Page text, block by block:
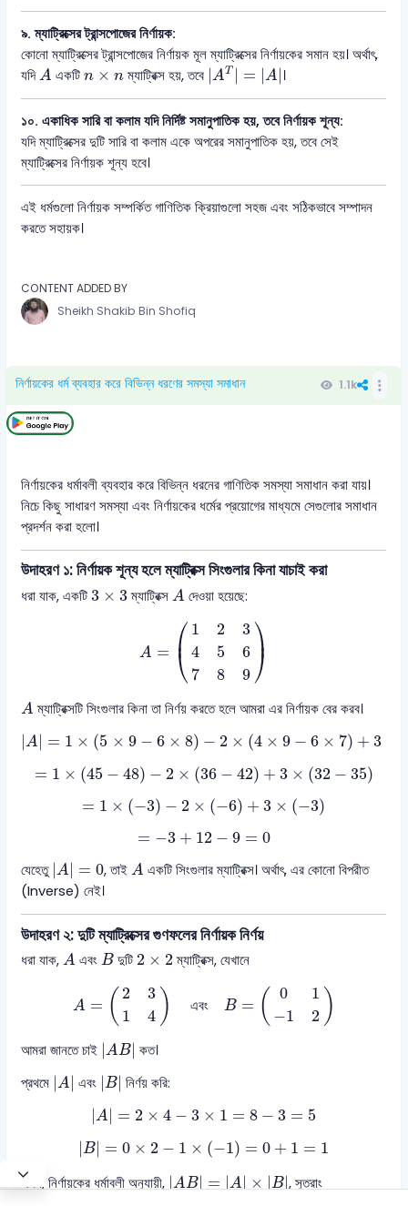
৯. ম্যাট্রিক্সের ট্রান্সপোজের নির্ণায়ক:
কোনো ম্যাট্রিক্সের ট্রান্সপোজের নির্ণায়ক মূল ম্যাট্রিক্সের নির্ণায়কের সমান হয়। অর্থাৎ,
যদিA
A একটিn × n
n ×n ম্যাট্রিক্স হয়, তবে |AT = A
|AT|=| A| ।
১০. একাধিক সারি বা কলাম যদি নির্দিষ্ট সমানুপাতিক হয়, তবে নির্ণায়ক শূন্য:
যদি ম্যাট্রিক্সের দুটি সারি বা কলাম একে অপরের সমানুপাতিক হয়, তবে সেই
ম্যাট্রিক্সের নির্ণায়ক শূন্য হবে।
এই ধর্মগুলো নির্ণায়ক সম্পর্কিত গাণিতিক ক্রিয়াগুলো সহজ এবং সঠিকভাবে সম্পাদন
করতে সহায়ক।
CONTENT ADDED BY
Sheikh Shakib Bin Shofiq
নির্ণায়কের ধর্ম ব্যবহার করে বিভিন্ন ধরণের সমস্যা সমাধান 1.1k
নির্ণায়কের ধর্মাবলী ব্যবহার করে বিভিন্ন ধরনের গাণিতিক সমস্যা সমাধান করা যায়।
নিচে কিছু সাধারণ সমস্যা এবং নির্ণায়কের ধর্মের প্রয়োগের মাধ্যমে সেগুলোর সমাধান
প্রদর্শন করা হলো।
উদাহরণ ১: নির্ণায়ক শূন্য হলে ম্যাট্রিক্স সিংগুলার কিনা যাচাই করা
ধরা যাক, একটি3 × 3
3 ×3 ম্যাট্রিক্সA
A দেওয়া হয়েছে:
A = ⎛
⎜⎝
1 2
3
4
5
6
7
8 9
⎞⎟
⎠
234 56 89)
A
A ম্যাট্রিক্সটি সিংগুলার কিনা তা নির্ণয় করতে হলে আমরা এর নির্ণায়ক বের করব।
|A = 1 × (5 × 9 − 6 × 8) − 2 × (4 × 9 − 6 × 7) + 3
|A |= 1× (5 9 −6 ×8 −2 × (4 ×9− ×7 )+3 ×( 4
= 1 × (45 − 48) − 2 × (36 − 42) + 3 × (32 − 35)
=1 ×(45 48 2 ×( 36− 42)+ 3 ×( 32−35
= 1 × (−3) − 2 × (−6) + 3 × (−3)
=1 × −3 2×( − )+ 3 ×( −3)
= −3 + 12 − 9 = 0
− 3+12 = 0
যেহেতু |A = 0
| A | 0 , তাইA
A একটি সিংগুলার ম্যাট্রিক্স। অর্থাৎ, এর কোনো বিপরীত
(Inverse) নেই।
উদাহরণ ২: দুটি ম্যাট্রিক্সের গুণফলের নির্ণায়ক নির্ণয়
ধরা যাক,A
A এবংB
B দুটি 2 × 2
2 ×2 ম্যাট্রিক্স, যেখানে
A = ( 2
3
1
4 ) এবং B = ( 0
1
−1 2 )
A (2 3 12 )
আমরা জানতে চাই |AB
| A B| কত।
প্রথমে |A
| A | এবং |B
| B| নির্ণয় করি:
A = 2 × 4 − 3 × 1 = 8 − 3 = 5
A| =2 × −3× 1= −3 5
|B| = 0 × 2 − 1 × (−1) = 0 + 1 = 1
|B |= 0 2− 1× ( 1)= +1 =
এখন, নির্ণায়কের ধর্মাবলী অনুযায়ী, |AB| = |A| × |B|
| A B|= A × B| , সুতরাং